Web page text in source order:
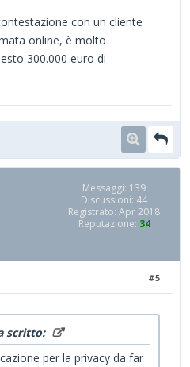
con un cliente
online, è molto
300.000 euro di
Messaggi: 139
Discussioni: 44
Registrato: Apr 2018
Reputazione: 34
#5
scritto:
per la privacy da far